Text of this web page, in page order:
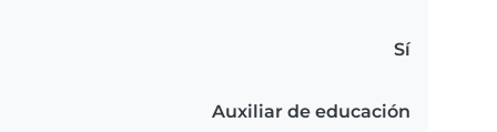
Sí
Auxiliar de educación